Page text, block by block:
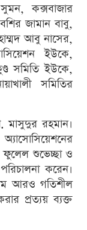
কক্সবাজার
জামান বাবু,
আবু নাসের,
ইউকে,
সমিতি ইউকে,
সমিতির
মাসুদুর রহমান।
ফুলেল শুভেচ্ছা ও
করেন।
আরও গতিশীল
প্রত্যয় ব্যক্ত